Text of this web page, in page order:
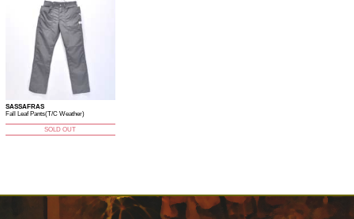
SASSAFRAS
Fall Leaf Pants(T/C Weather)
SOLD OUT